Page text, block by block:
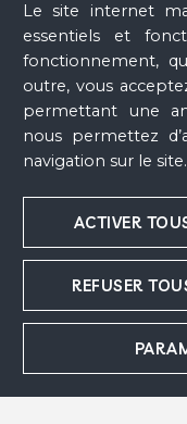
Le site internet
essentiels et
fonctionnement,
outre, vous
permettant une
nous permettez
navigation sur le site.
ACTIVER
REFUSER